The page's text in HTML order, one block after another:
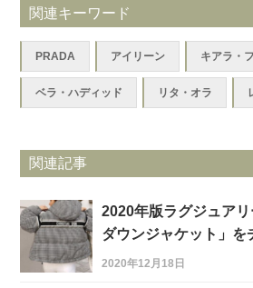
関連キーワード
PRADA アイリーン キアラ・
ベラ・ハディッド リタ・オラ
関連記事
2020年版ラグジュア
ダウンジャケット」を
2020年12月18日